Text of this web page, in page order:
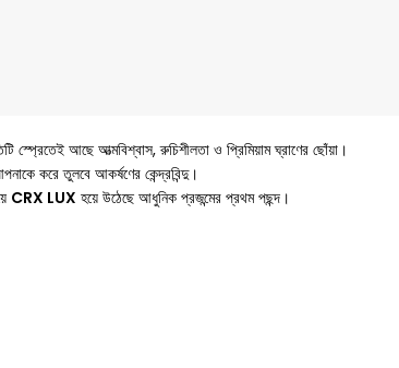
আছে আত্মবিশ্বাস, রুচিশীলতা ও প্রিমিয়াম ঘ্রাণের ছোঁয়া।
করে তুলবে আকর্ষণের কেন্দ্রবিন্দু।
CRX LUX হয়ে উঠেছে আধুনিক প্রজন্মের প্রথম পছন্দ।